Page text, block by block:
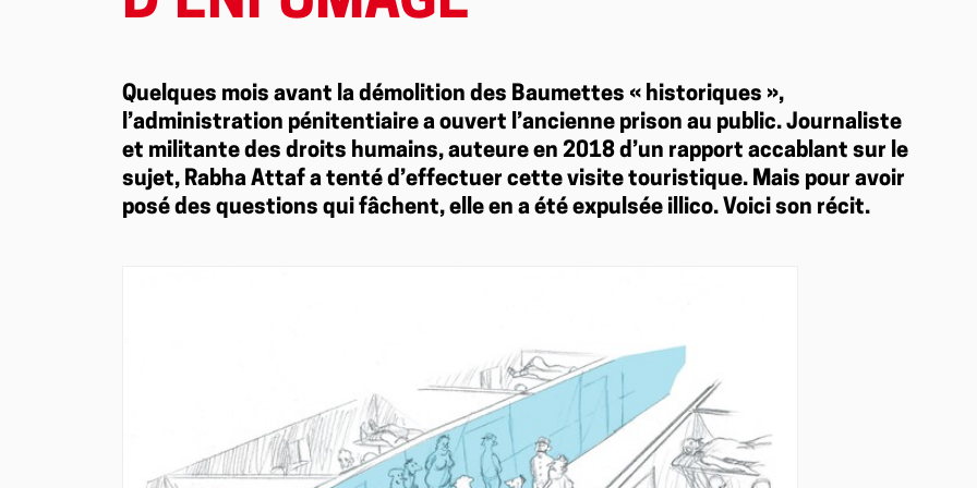
Quelques mois avant la démolition des Baumettes « historiques »,
l’administration pénitentiaire a ouvert l’ancienne prison au public. Journaliste
et militante des droits humains, auteure en 2018 d’un rapport accablant sur le
sujet, Rabha Attaf a tenté d’effectuer cette visite touristique. Mais pour avoir
posé des questions qui fâchent, elle en a été expulsée illico. Voici son récit.